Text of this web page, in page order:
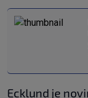
Ecklund je